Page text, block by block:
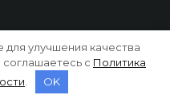
улучшения качества
с Политика
OK